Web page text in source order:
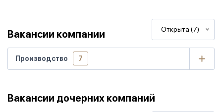
Вакансии компании Открыта (7)
Производство 7
Вакансии дочерних компаний